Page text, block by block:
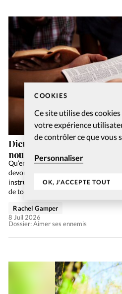
COOKIES
Ce site utilise des
votre expérience
de contrôler ce que vous
Personnaliser
OK, J'ACCEPTE TOUT
Dieu a-t-il vraiment dit de
nous maltraitent?
Qu’enseigne l’Ancien Testament
devons traiter nos ennemis? Dans la
instructions de Dieu sont très
de ton ennemi ou son…
Dossier: Aimer ses ennemis
Rachel Gamper
8 Juil 2026